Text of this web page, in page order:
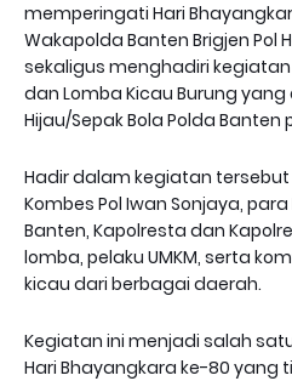
memperingati Hari
Wakapolda Banten Brigjen Pol
sekaligus menghadiri kegiatan
dan Lomba Kicau Burung
Hijau/Sepak Bola Polda Banten
Hadir dalam kegiatan
Kombes Pol Iwan Sonjaya,
Banten, Kapolresta dan
lomba, pelaku UMKM, serta
kicau dari berbagai daerah.
Kegiatan ini menjadi salah
Hari Bhayangkara ke-80 yang